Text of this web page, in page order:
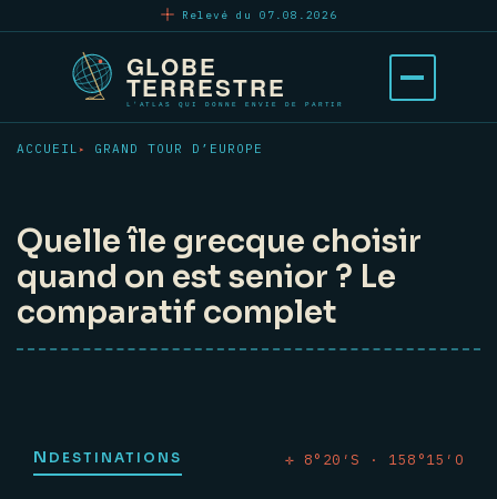
Relevé du 07.08.2026
Ouvrir
le
ACCUEIL GRAND TOUR D’EUROPE
Quelle île grecque choisir
quand on est senior ? Le
comparatif complet
N DESTINATIONS ✛ 8°20′S · 158°15′O